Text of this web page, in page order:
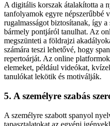
A digitális korszak átalakította a
tanfolyamok egyre népszerűbbé
rugalmasságot biztosítanak, így
bármely pontjáról tanulhat. Az
megszünteti a földrajzi
számára teszi lehetővé, hogy
repertoárját. Az online
elemeket, például videókat,
tanulókat lekötik és motiválják.
5. A személyre szabás
A személyre szabott spanyol
tapasztalatokat az egyéni